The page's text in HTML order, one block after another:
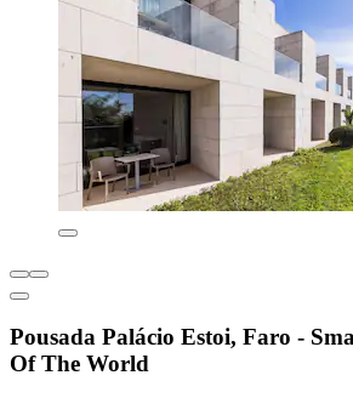
Pousada Palácio Estoi, Faro -
Of The World